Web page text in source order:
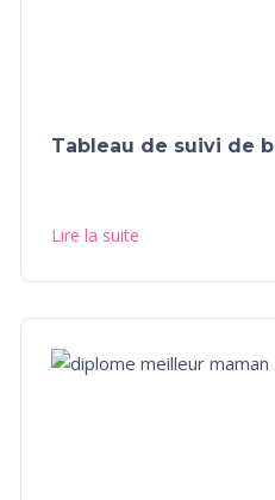
Tableau de suivi de
Lire la suite